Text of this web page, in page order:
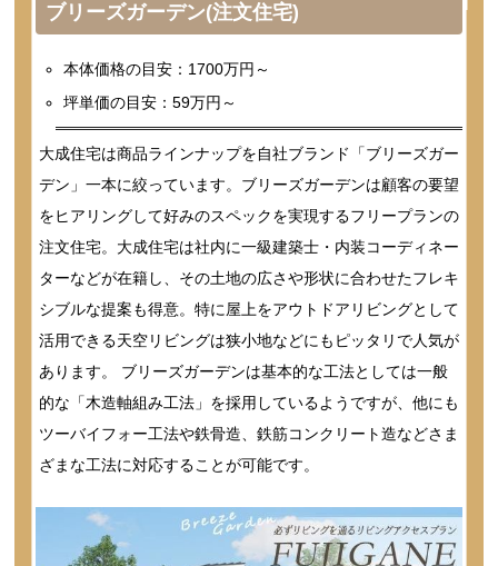
ブリーズガーデン(注文住宅)
本体価格の目安：1700万円～
坪単価の目安：59万円～
大成住宅は商品ラインナップを自社ブランド「ブリーズガー
デン」一本に絞っています。ブリーズガーデンは顧客の要望
をヒアリングして好みのスペックを実現するフリープランの
注文住宅。大成住宅は社内に一級建築士・内装コーディネー
ターなどが在籍し、その土地の広さや形状に合わせたフレキ
シブルな提案も得意。特に屋上をアウトドアリビングとして
活用できる天空リビングは狭小地などにもピッタリで人気が
あります。 ブリーズガーデンは基本的な工法としては一般
的な「木造軸組み工法」を採用しているようですが、他にも
ツーバイフォー工法や鉄骨造、鉄筋コンクリート造などさま
ざまな工法に対応することが可能です。